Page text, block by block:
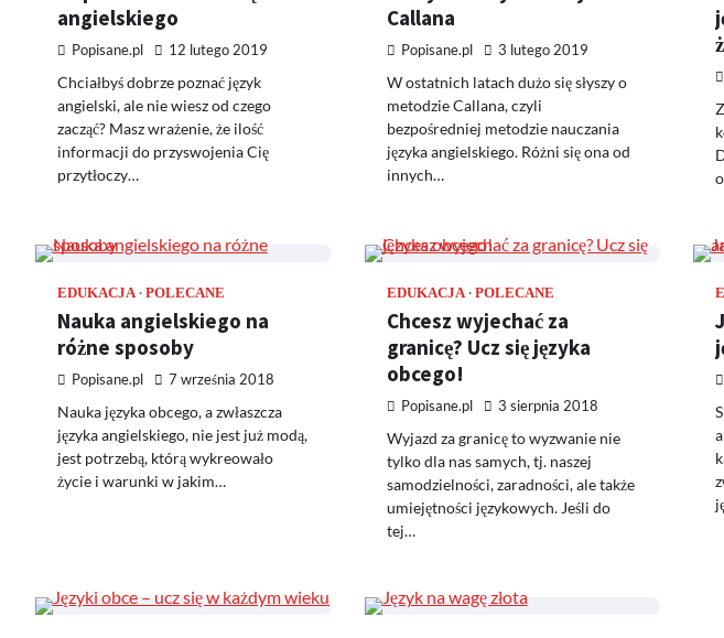
angielskiego
Popisane.pl 12 lutego 2019
Chciałbyś dobrze poznać język
angielski, ale nie wiesz od czego
zacząć? Masz wrażenie, że ilość
informacji do przyswojenia Cię
przytłoczy…
Callana
Popisane.pl 3 lutego 2019
W ostatnich latach dużo się słyszy o
metodzie Callana, czyli
bezpośredniej metodzie nauczania
języka angielskiego. Różni się ona od
innych…
EDUKACJA POLECANE
Nauka angielskiego na
różne sposoby
Popisane.pl 7 września 2018
Nauka języka obcego, a zwłaszcza
języka angielskiego, nie jest już modą,
jest potrzebą, którą wykreowało
życie i warunki w jakim…
EDUKACJA POLECANE
Chcesz wyjechać za
granicę? Ucz się języka
obcego!
Popisane.pl 3 sierpnia 2018
Wyjazd za granicę to wyzwanie nie
tylko dla nas samych, tj. naszej
samodzielności, zaradności, ale także
umiejętności językowych. Jeśli do
tej…